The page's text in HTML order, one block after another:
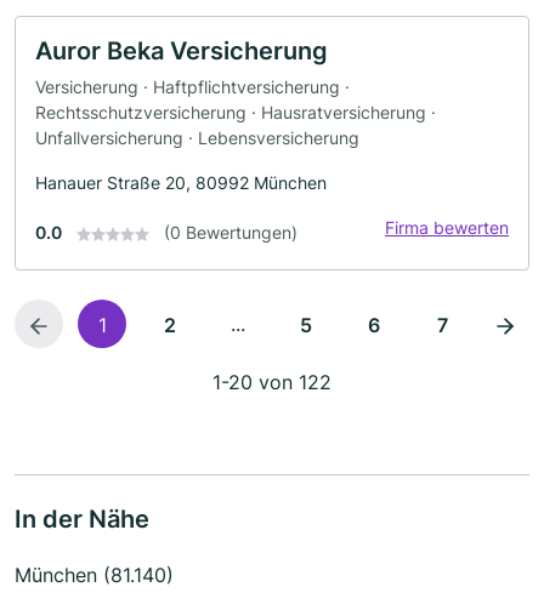
Auror Beka Versicherung
Versicherung · Haftpflichtversicherung ·
Rechtsschutzversicherung · Hausratversicherung ·
Unfallversicherung · Lebensversicherung
Hanauer Straße 20, 80992 München
0.0 (0 Bewertungen) Firma bewerten
1 2 ... 5 6 7
1-20 von 122
In der Nähe
München (81.140)